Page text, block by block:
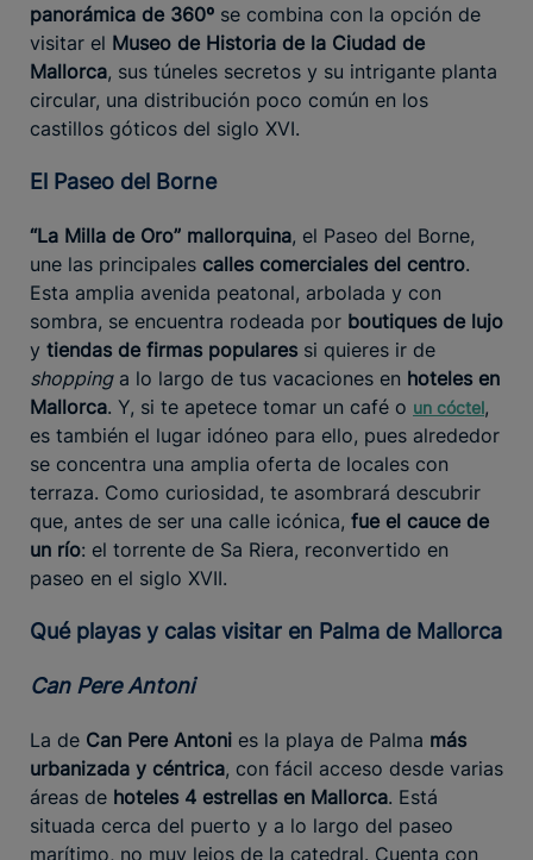
panorámica de 360º se combina con la opción de
visitar el Museo de Historia de la Ciudad de
Mallorca, sus túneles secretos y su intrigante planta
circular, una distribución poco común en los
castillos góticos del siglo XVI.
El Paseo del Borne
“La Milla de Oro” mallorquina, el Paseo del Borne,
une las principales calles comerciales del centro.
Esta amplia avenida peatonal, arbolada y con
sombra, se encuentra rodeada por boutiques de lujo
y tiendas de firmas populares si quieres ir de
shoppinga lo largo de tus vacaciones en hoteles en
Mallorca. Y, si te apetece tomar un café o un cóctel,
es también el lugar idóneo para ello, pues alrededor
se concentra una amplia oferta de locales con
terraza. Como curiosidad, te asombrará descubrir
que, antes de ser una calle icónica, fue el cauce de
un río: el torrente de Sa Riera, reconvertido en
paseo en el siglo XVII.
Qué playas y calas visitar en Palma de Mallorca
Can Pere Antoni
La de Can Pere Antoni es la playa de Palma más
urbanizada y céntrica, con fácil acceso desde varias
áreas de hoteles 4 estrellas en Mallorca. Está
situada cerca del puerto y a lo largo del paseo
marítimo, no muy lejos de la catedral. Cuenta con